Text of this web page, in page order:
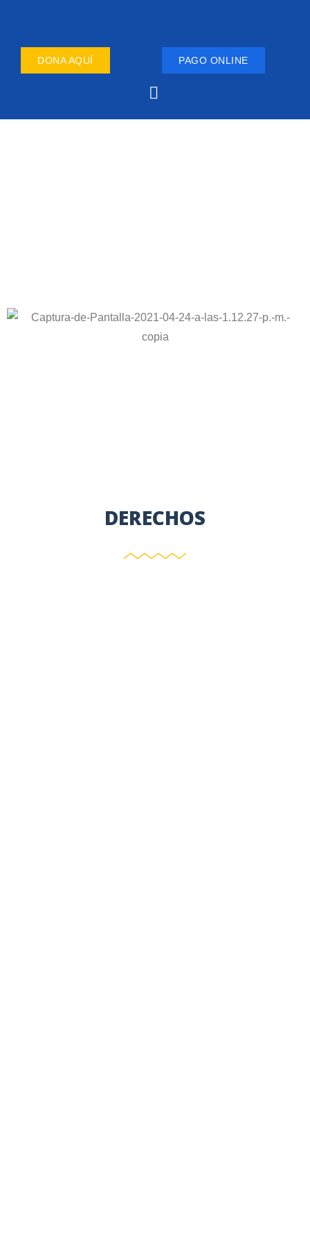
DONA AQUÍ PAGO ONLINE
DERECHOS